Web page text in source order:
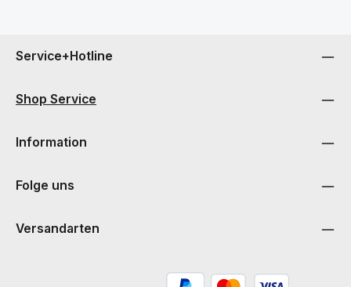
Service+Hotline
Shop Service
Information
Folge uns
Versandarten